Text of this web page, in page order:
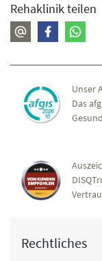
Rehaklinik teilen
Unser
Das
Rechtliches